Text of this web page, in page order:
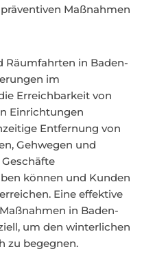
Maßnahmen
Räumfahrten in Baden-
im
Erreichbarkeit von
Einrichtungen
Entfernung von
Gehwegen und
können und Kunden
Eine effektive
in Baden-
um den winterlichen
zu begegnen.